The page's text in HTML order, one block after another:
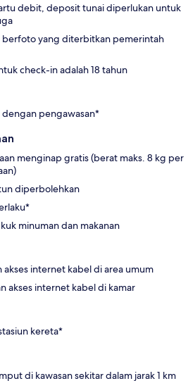
debit, deposit tunai diperlukan untuk
berfoto yang diterbitkan pemerintah
check-in adalah 18 tahun
dengan pengawasan*
menginap gratis (berat maks. 8 kg per
diperbolehkan
minuman dan makanan
akses internet kabel di area umum
akses internet kabel di kamar
kereta*
di kawasan sekitar dalam jarak 1 km